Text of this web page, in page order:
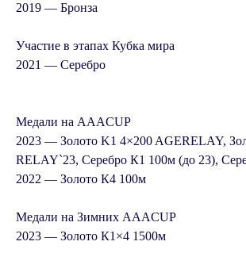
2019 — Бронза
Участие в этапах Кубка мира
2021 — Серебро
Медали на AAACUP
2023 — Золото K1 4×200 AGERELAY,
RELAY`23, Серебро К1 100м (до 23),
2022 — Золото К4 100м
Медали на Зимних AAACUP
2023 — Золото К1×4 1500м